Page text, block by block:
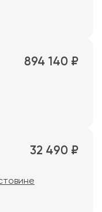
894 140 ₽
32 490 ₽